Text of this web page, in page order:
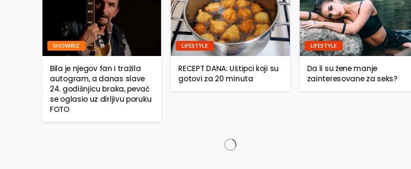
SHOWBIZ
Bila je njegov fan i tražila
autogram, a danas slave
24. godišnjicu braka, pevač
se oglasio uz dirljivu poruku
FOTO
LIFESTYLE
RECEPT DANA: Uštipci koji su
gotovi za 20 minuta
LIFESTYLE
Da li su žene manje
zainteresovane za seks?